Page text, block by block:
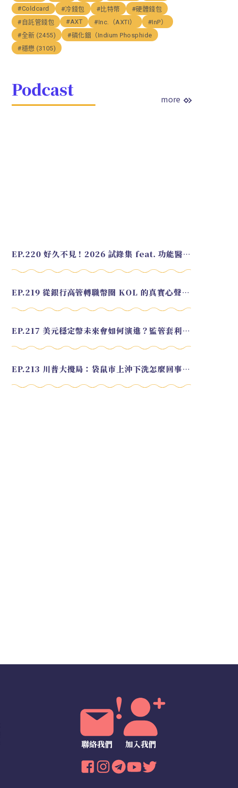
#Coldcard
#冷錢包 #比特幣
#硬體錢包
#自託管錢包
#AXT #Inc.（AXTI）
#InP）
#全新 (2455)
#磷化銦（Indium Phosphide
#穩懋 (3105)
Podcast more
EP.220 好久不見！2026 試錄集 feat. 功能醫學營養師 美寶
EP.219 從銀行高管轉職幣圈 KOL 的真實心聲 feat.龜大
EP.217 美元穩定幣未來會如何演進？監管套利終將收斂？feat. 研究員 余哲安
EP.213 川普大攪局：袋鼠市上沖下洗怎麼回事？feat. Alvin
聯絡我們 加入我們